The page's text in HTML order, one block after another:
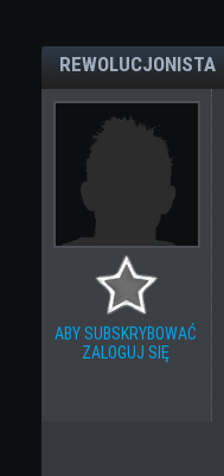
REWOLUCJONISTA
ABY SUBSKRYBOWAĆ
ZALOGUJ SIĘ